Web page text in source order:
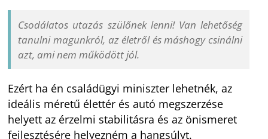
Csodálatos utazás szülőnek lenni! Van lehetőség
tanulni magunkról, az életről és máshogy csinálni
azt, ami nem működött jól.
Ezért ha én családügyi miniszter lehetnék, az
ideális méretű élettér és autó megszerzése
helyett az érzelmi stabilitásra és az önismeret
fejlesztésére helyezném a hangsúlyt.